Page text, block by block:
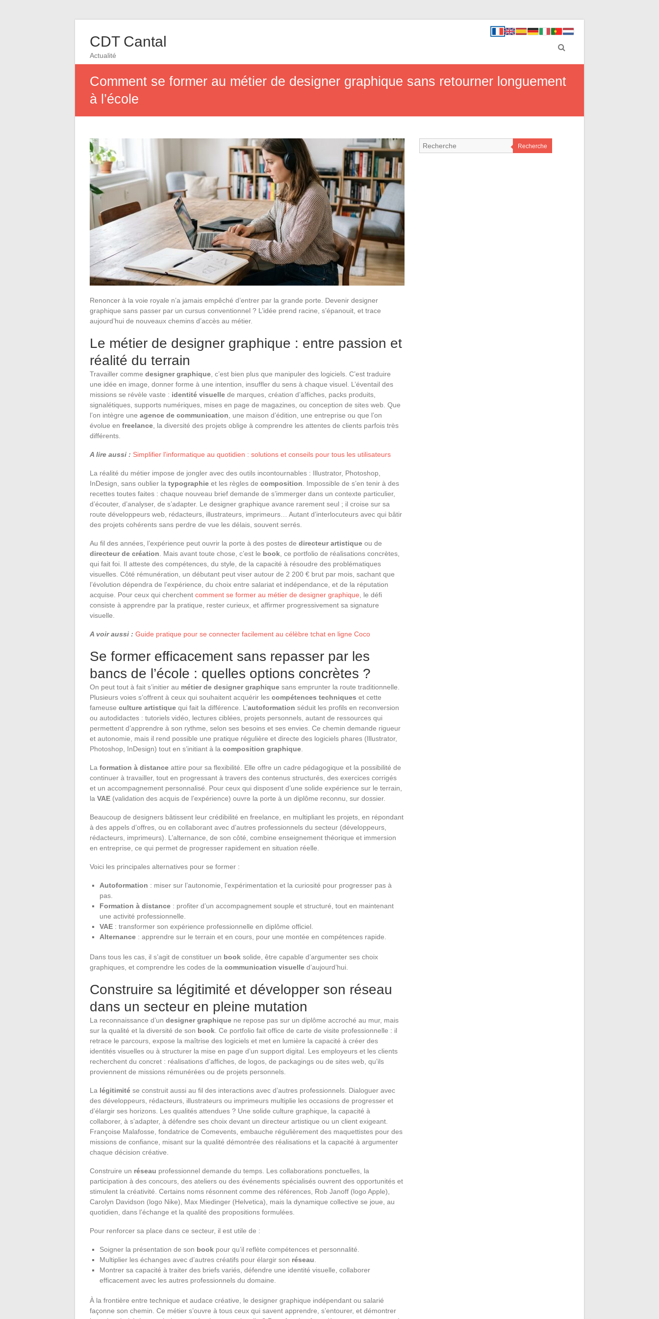
CDT Cantal
Actualité
Comment se former au métier de designer graphique sans retourner longuement
à l’école
Renoncer à la voie royale n’a jamais empêché d’entrer par la grande porte. Devenir designer
graphique sans passer par un cursus conventionnel ? L’idée prend racine, s’épanouit, et trace
aujourd’hui de nouveaux chemins d’accès au métier.
Le métier de designer graphique : entre passion et
réalité du terrain
Travailler comme designer graphique , c’est bien plus que manipuler des logiciels. C’est traduire
une idée en image, donner forme à une intention, insuffler du sens à chaque visuel. L’éventail des
missions se révèle vaste : identité visuelle de marques, création d’affiches, packs produits,
signalétiques, supports numériques, mises en page de magazines, ou conception de sites web. Que
l’on intègre une agence de communication , une maison d’édition, une entreprise ou que l’on
évolue en freelance , la diversité des projets oblige à comprendre les attentes de clients parfois très
différents.
A lire aussi : Simplifier l'informatique au quotidien : solutions et conseils pour tous les utilisateurs
La réalité du métier impose de jongler avec des outils incontournables : Illustrator, Photoshop,
InDesign, sans oublier la typographie et les règles de composition . Impossible de s’en tenir à des
recettes toutes faites : chaque nouveau brief demande de s’immerger dans un contexte particulier,
d’écouter, d’analyser, de s’adapter. Le designer graphique avance rarement seul ; il croise sur sa
route développeurs web, rédacteurs, illustrateurs, imprimeurs… Autant d’interlocuteurs avec qui bâtir
des projets cohérents sans perdre de vue les délais, souvent serrés.
Au fil des années, l’expérience peut ouvrir la porte à des postes de directeur artistique ou de
directeur de création . Mais avant toute chose, c’est le book , ce portfolio de réalisations concrètes,
qui fait foi. Il atteste des compétences, du style, de la capacité à résoudre des problématiques
visuelles. Côté rémunération, un débutant peut viser autour de 2 200 € brut par mois, sachant que
l’évolution dépendra de l’expérience, du choix entre salariat et indépendance, et de la réputation
acquise. Pour ceux qui cherchent comment se former au métier de designer graphique , le défi
consiste à apprendre par la pratique, rester curieux, et affirmer progressivement sa signature
visuelle.
A voir aussi : Guide pratique pour se connecter facilement au célèbre tchat en ligne Coco
Se former efficacement sans repasser par les
bancs de l’école : quelles options concrètes ?
On peut tout à fait s’initier au métier de designer graphique sans emprunter la route traditionnelle.
Plusieurs voies s’offrent à ceux qui souhaitent acquérir les compétences techniques et cette
fameuse culture artistique qui fait la différence. L’autoformation séduit les profils en reconversion
ou autodidactes : tutoriels vidéo, lectures ciblées, projets personnels, autant de ressources qui
permettent d’apprendre à son rythme, selon ses besoins et ses envies. Ce chemin demande rigueur
et autonomie, mais il rend possible une pratique régulière et directe des logiciels phares (Illustrator,
Photoshop, InDesign) tout en s’initiant à la composition graphique
La formation à distance attire pour sa flexibilité. Elle offre un cadre pédagogique et la possibilité de
continuer à travailler, tout en progressant à travers des contenus structurés, des exercices corrigés
et un accompagnement personnalisé. Pour ceux qui disposent d’une solide expérience sur le terrain,
la VAE (validation des acquis de l’expérience) ouvre la porte à un diplôme reconnu, sur dossier.
Beaucoup de designers bâtissent leur crédibilité en freelance, en multipliant les projets, en répondant
à des appels d’offres, ou en collaborant avec d’autres professionnels du secteur (développeurs,
rédacteurs, imprimeurs). L’alternance, de son côté, combine enseignement théorique et immersion
en entreprise, ce qui permet de progresser rapidement en situation réelle.
Voici les principales alternatives pour se former :
Autoformation : miser sur l’autonomie, l’expérimentation et la curiosité pour progresser pas à
pas.
Formation à distance : profiter d’un accompagnement souple et structuré, tout en maintenant
une activité professionnelle.
VAE : transformer son expérience professionnelle en diplôme officiel.
Alternance : apprendre sur le terrain et en cours, pour une montée en compétences rapide.
Dans tous les cas, il s’agit de constituer un book solide, être capable d’argumenter ses choix
graphiques, et comprendre les codes de la communication visuelle d’aujourd’hui.
Construire sa légitimité et développer son réseau
dans un secteur en pleine mutation
La reconnaissance d’un designer graphique ne repose pas sur un diplôme accroché au mur, mais
sur la qualité et la diversité de son book . Ce portfolio fait office de carte de visite professionnelle : il
retrace le parcours, expose la maîtrise des logiciels et met en lumière la capacité à créer des
identités visuelles ou à structurer la mise en page d’un support digital. Les employeurs et les clients
recherchent du concret : réalisations d’affiches, de logos, de packagings ou de sites web, qu’ils
proviennent de missions rémunérées ou de projets personnels.
La légitimité se construit aussi au fil des interactions avec d’autres professionnels. Dialoguer avec
des développeurs, rédacteurs, illustrateurs ou imprimeurs multiplie les occasions de progresser et
d’élargir ses horizons. Les qualités attendues ? Une solide culture graphique, la capacité à
collaborer, à s’adapter, à défendre ses choix devant un directeur artistique ou un client exigeant.
Françoise Malafosse, fondatrice de Comevents, embauche régulièrement des maquettistes pour des
missions de confiance, misant sur la qualité démontrée des réalisations et la capacité à argumenter
chaque décision créative.
Construire un réseau professionnel demande du temps. Les collaborations ponctuelles, la
participation à des concours, des ateliers ou des événements spécialisés ouvrent des opportunités et
stimulent la créativité. Certains noms résonnent comme des références, Rob Janoff (logo Apple),
Carolyn Davidson (logo Nike), Max Miedinger (Helvetica), mais la dynamique collective se joue, au
quotidien, dans l’échange et la qualité des propositions formulées.
Pour renforcer sa place dans ce secteur, il est utile de :
Soigner la présentation de son book pour qu’il reflète compétences et personnalité.
Multiplier les échanges avec d’autres créatifs pour élargir son réseau
Montrer sa capacité à traiter des briefs variés, défendre une identité visuelle, collaborer
efficacement avec les autres professionnels du domaine.
À la frontière entre technique et audace créative, le designer graphique indépendant ou salarié
façonne son chemin. Ce métier s’ouvre à tous ceux qui savent apprendre, s’entourer, et démontrer
Recherche